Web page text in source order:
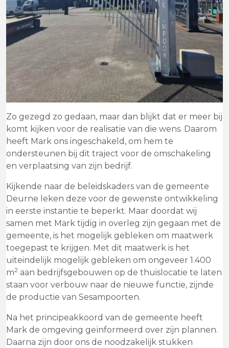
Zo gezegd zo gedaan, maar dan blijkt dat er meer bij
komt kijken voor de realisatie van die wens. Daarom
heeft Mark ons ingeschakeld, om hem te
ondersteunen bij dit traject voor de omschakeling
en verplaatsing van zijn bedrijf.
Kijkende naar de beleidskaders van de gemeente
Deurne leken deze voor de gewenste ontwikkeling
in eerste instantie te beperkt. Maar doordat wij
samen met Mark tijdig in overleg zijn gegaan met de
gemeente, is het mogelijk gebleken om maatwerk
toegepast te krijgen. Met dit maatwerk is het
uiteindelijk mogelijk gebleken om ongeveer 1.400
m2 aan bedrijfsgebouwen op de thuislocatie te laten
staan voor verbouw naar de nieuwe functie, zijnde
de productie van Sesampoorten.
Na het principeakkoord van de gemeente heeft
Mark de omgeving geïnformeerd over zijn plannen.
Daarna zijn door ons de noodzakelijk stukken